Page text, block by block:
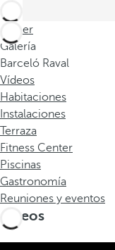
Volver
Galería
Barceló Raval
Vídeos
Habitaciones
Instalaciones
Terraza
Fitness Center
Piscinas
Gastronomía
Reuniones y eventos
Vídeos